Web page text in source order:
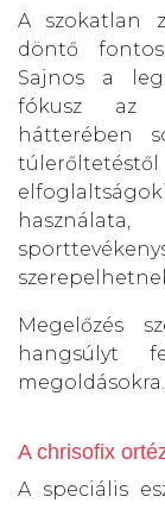
A szokatlan
döntő
Sajnos a
fókusz az
hátterében
Megelőzés
hangsúlyt
megoldásokra.
A chrisofix
A speciális